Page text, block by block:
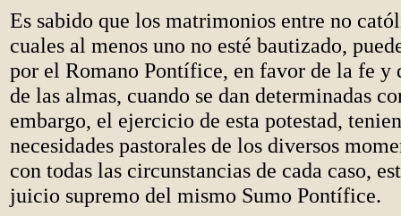
Es sabido que los matrimonios entre no
cuales al menos uno no esté bautizado,
por el Romano Pontífice, en favor de la fe y
de las almas, cuando se dan determinadas
embargo, el ejercicio de esta potestad,
necesidades pastorales de los diversos
con todas las circunstancias de cada caso,
juicio supremo del mismo Sumo Pontífice.